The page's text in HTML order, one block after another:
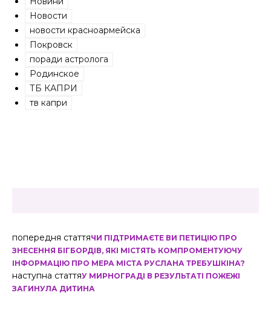
Новости
новости красноармейска
Покровск
поради астролога
Родинское
ТБ КАПРИ
тв капри
попередня статтяЧИ ПІДТРИМАЄТЕ ВИ ПЕТИЦІЮ ПРО
ЗНЕСЕННЯ БІГБОРДІВ, ЯКІ МІСТЯТЬ КОМПРОМЕНТУЮЧУ
ІНФОРМАЦІЮ ПРО МЕРА МІСТА РУСЛАНА ТРЕБУШКІНА?
наступна статтяУ МИРНОГРАДІ В РЕЗУЛЬТАТІ ПОЖЕЖІ
ЗАГИНУЛА ДИТИНА